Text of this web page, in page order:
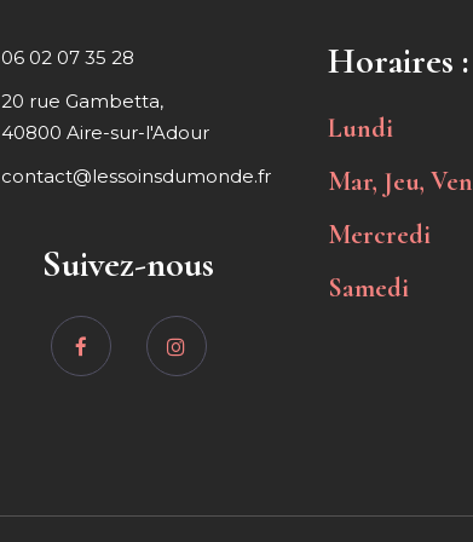
06 02 07 35 28
20 rue Gambetta,
40800 Aire-sur-l'Adour
contact@lessoinsdumonde.fr
Suivez-nous
Horaires :
Lundi
Mar, Jeu, Ven
Mercredi
Samedi